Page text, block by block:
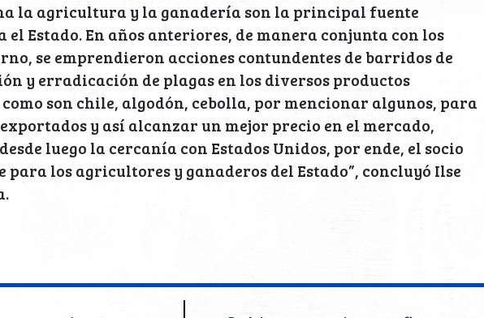
la agricultura y la ganadería son la principal fuente
el Estado. En años anteriores, de manera conjunta con los
se emprendieron acciones contundentes de barridos de
y erradicación de plagas en los diversos productos
son chile, algodón, cebolla, por mencionar algunos, para
y así alcanzar un mejor precio en el mercado,
luego la cercanía con Estados Unidos, por ende, el socio
para los agricultores y ganaderos del Estado”, concluyó Ilse